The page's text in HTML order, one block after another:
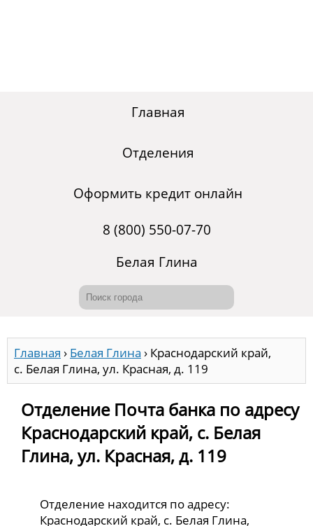
Главная
Отделения
Оформить кредит онлайн
8 (800) 550-07-70
Белая Глина
Главная › Белая Глина › Краснодарский край,
с. Белая Глина, ул. Красная, д. 119
Отделение Почта банка по адресу
Краснодарский край, с. Белая
Глина, ул. Красная, д. 119
Отделение находится по адресу:
Краснодарский край, с. Белая Глина,